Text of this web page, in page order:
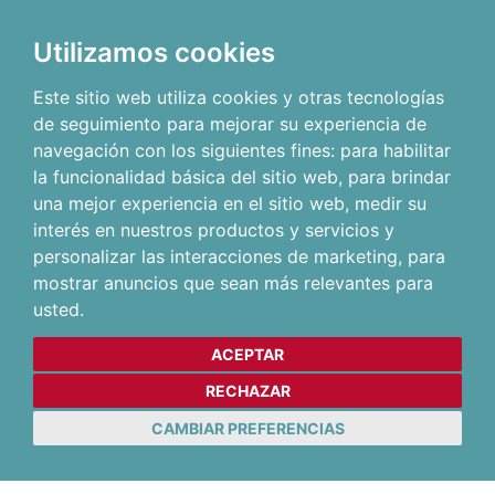
Utilizamos cookies
Este sitio web utiliza cookies y otras tecnologías
de seguimiento para mejorar su experiencia de
navegación con los siguientes fines: para habilitar
la funcionalidad básica del sitio web, para brindar
una mejor experiencia en el sitio web, medir su
interés en nuestros productos y servicios y
personalizar las interacciones de marketing, para
mostrar anuncios que sean más relevantes para
usted.
ACEPTAR
RECHAZAR
CAMBIAR PREFERENCIAS